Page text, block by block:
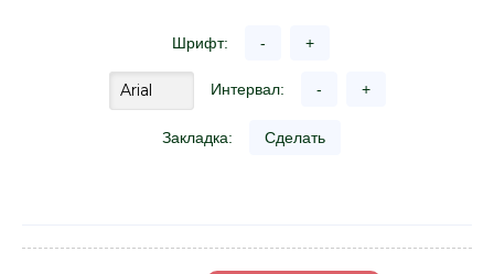
Шрифт: - +
Интервал: - +
Закладка: Сделать